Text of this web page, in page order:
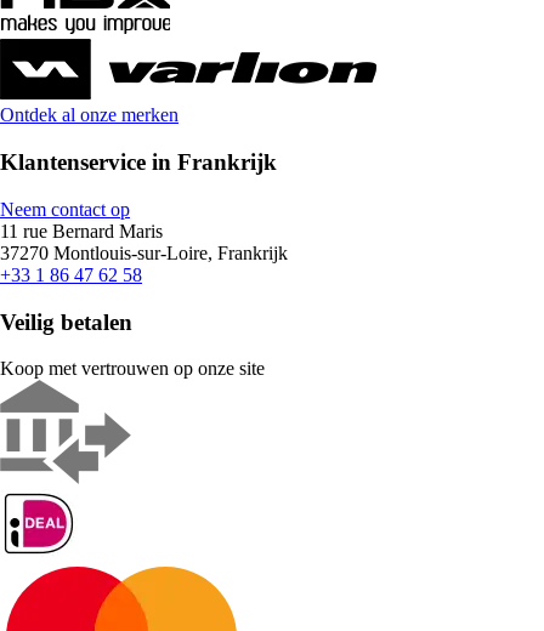
Ontdek al onze merken
Klantenservice in Frankrijk
Neem contact op
11 rue Bernard Maris
37270 Montlouis-sur-Loire, Frankrijk
+33 1 86 47 62 58
Veilig betalen
Koop met vertrouwen op onze site